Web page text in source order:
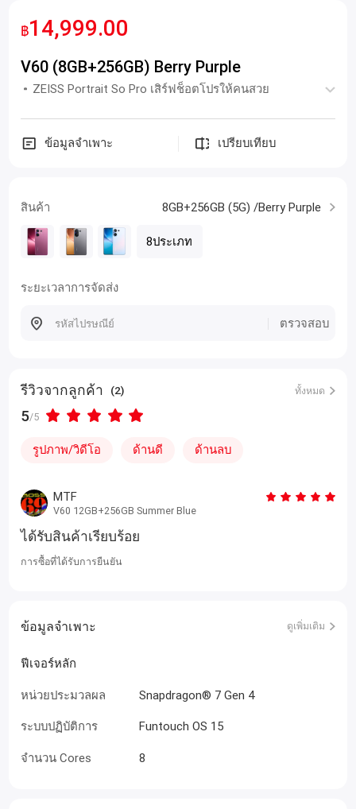
฿14,999.00
V60 (8GB+256GB) Berry Purple
ZEISS Portrait So Pro เสิร์ฟช็อตโปรให้คนสวย
ข้อมูลจำเพาะ เปรียบเทียบ
สินค้า 8GB+256GB (5G) /Berry Purple
8ประเภท
ระยะเวลาการจัดส่ง
ตรวจสอบ
รีวิวจากลูกค้า (2) ทั้งหมด
5/5
รูปภาพ/วิดีโอ ด้านดี ด้านลบ
MTF
V60 12GB+256GB Summer Blue
ได้รับสินค้าเรียบร้อย
การซื้อที่ได้รับการยืนยัน
ข้อมูลจำเพาะ ดูเพิ่มเติม
ฟีเจอร์หลัก
หน่วยประมวลผล Snapdragon® 7 Gen 4
ระบบปฏิบัติการ Funtouch OS 15
จำนวน Cores 8